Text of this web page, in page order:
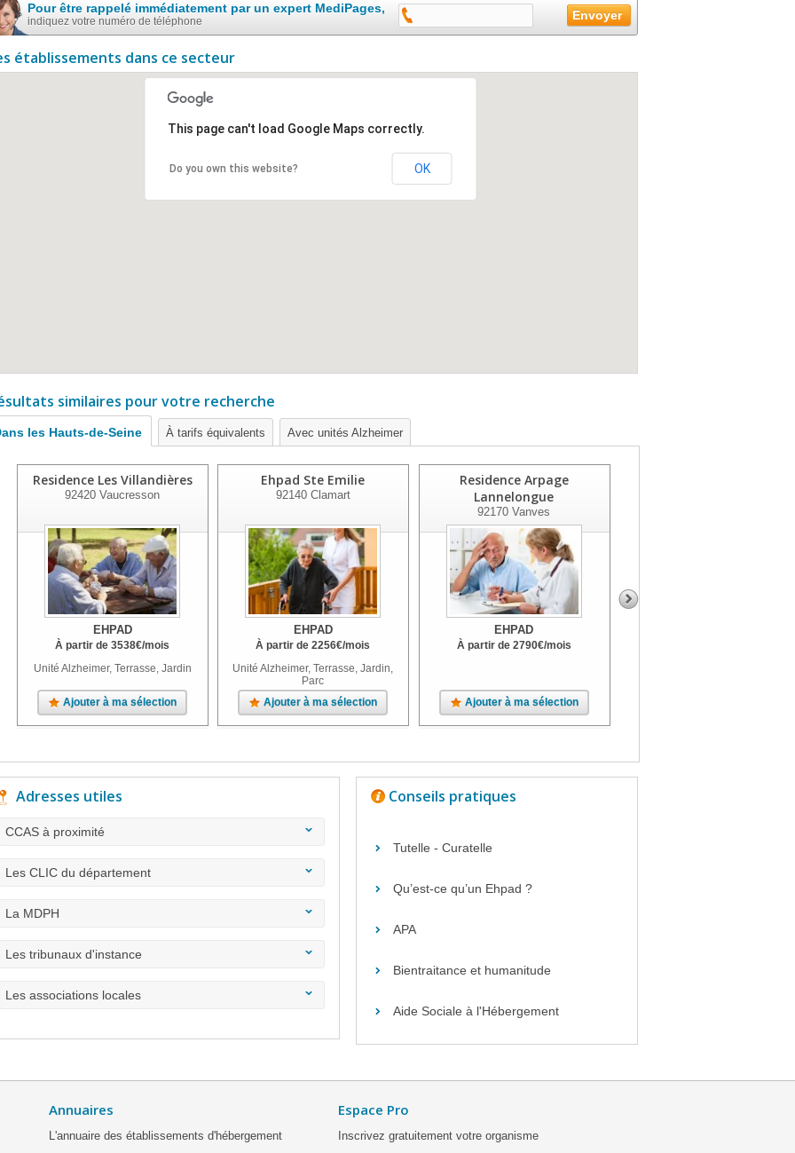
Pour être rappelé immédiatement par un expert MediPages,
indiquez votre numéro de téléphone
établissements dans ce secteur
This page can't load Google Maps correctly.
Do you own this website? OK
similaires pour votre recherche
les Hauts-de-Seine À tarifs équivalents Avec unités Alzheimer
Residence Les Villandières
92420 Vaucresson
EHPAD
À partir de 3538€/mois
Unité Alzheimer, Terrasse, Jardin
Ajouter à ma sélection
Ehpad Ste Emilie
92140Clamart
EHPAD
À partir de2256€/mois
Unité Alzheimer, Terrasse, Jardin,
Parc
Ajouter à ma sélection
Residence Arpage
Lannelongue
92170 Vanves
EHPAD
À partir de 2790€/mois
Ajouter à ma sélection
Adresses utiles
CCAS à proximité
Les CLIC du département
La MDPH
Les tribunaux d'instance
Les associations locales
Conseils pratiques
Tutelle - Curatelle
Qu’est-ce qu’un Ehpad ?
APA
Bientraitance et humanitude
Aide Sociale à l'Hébergement
Annuaires
L'annuaire des établissements d'hébergement
Espace Pro
Inscrivez gratuitement votre organisme